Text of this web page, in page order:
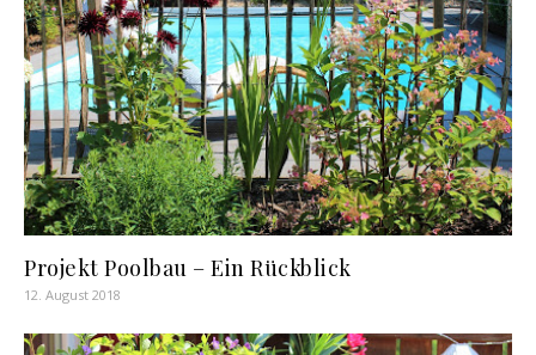
Projekt Poolbau – Ein Rückblick
12. August 2018